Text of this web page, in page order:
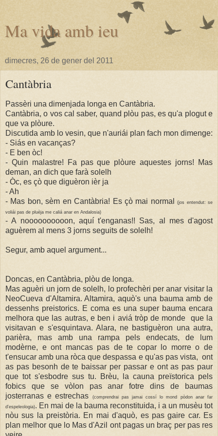
Ma vida amb ieu
dimecres, 26 de gener del 2011
Cantàbria
Passèri una dimenjada longa en Cantàbria.
Cantàbria, o vos cal saber, quand plòu pas, es qu'a plogut e
que va plòure.
Discutida amb lo vesin, que n'auriái plan fach mon dimenge:
- Siás en vacanças?
- E ben òc!
- Quin malastre! Fa pas que plòure aquestes jorns! Mas
deman, an dich que farà solelh
- Òc, es çò que diguèron ièr ja
- Ah
- Mas bon, sèm en Cantàbria! Es çò mai normal(jos entendut: se
voliái pas de pluèja me caliá anar en Andalosia)
- A noooooooooon, aquí t'enganas!! Sas, al mes d'agost
aguèrem al mens 3 jorns seguits de solelh!
Segur, amb aquel argument...
Doncas, en Cantàbria, plòu de longa.
Mas aguèri un jorn de solelh, lo profechèri per anar visitar la
NeoCueva d'Altamira. Altamira, aquò's una bauma amb de
dessenhs preistorics. E coma es una super bauma encara
melhora que las autras, e ben i aviá tròp de monde que la
visitavan e s'esquintava. Alara, ne bastiguèron una autra,
parièra, mas amb una rampa pels endecats, de lum
modèrne, e ont mancas pas de te copar lo morre o de
t'ensucar amb una ròca que despassa e qu'as pas vista, ont
as pas besonh de te baissar per passar e ont as pas paur
que tot s'esbodre sus tu. Brèu, la cauna preïstorica pels
fobics que se vòlon pas anar fotre dins de baumas
josterranas e estrechas
(comprendrai pas jamai cossí lo mond pòdon anar far
d'espeleologia). En mai de la bauma reconstituida, i a un musèu tot
nòu sus la preistòria. En mai d'aquò, es pas gaire car. Es
plan melhor que lo Mas d'Azil ont pagas un braç per pas res